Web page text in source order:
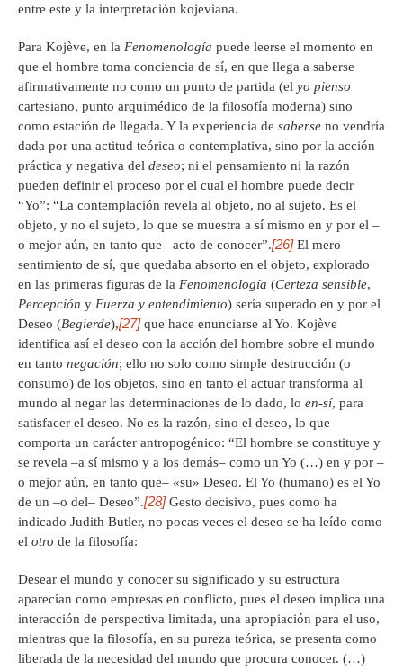
entre este y la interpretación kojeviana.
Para Kojève, en la Fenomenología puede leerse el momento en
que el hombre toma conciencia de sí, en que llega a saberse
afirmativamente no como un punto de partida (el yo pienso
cartesiano, punto arquimédico de la filosofía moderna) sino
como estación de llegada. Y la experiencia de saberse no vendría
dada por una actitud teórica o contemplativa, sino por la acción
práctica y negativa del deseo; ni el pensamiento ni la razón
pueden definir el proceso por el cual el hombre puede decir
“Yo”: “La contemplación revela al objeto, no al sujeto. Es el
objeto, y no el sujeto, lo que se muestra a sí mismo en y por el –
o mejor aún, en tanto que– acto de conocer”.[26]El mero
sentimiento de sí, que quedaba absorto en el objeto, explorado
en las primeras figuras de la Fenomenología (Certeza sensible,
Percepción y Fuerza y entendimiento) sería superado en y por el
Deseo (Begierde),[27]que hace enunciarse al Yo. Kojève
identifica así el deseo con la acción del hombre sobre el mundo
en tanto negación; ello no solo como simple destrucción (o
consumo) de los objetos, sino en tanto el actuar transforma al
mundo al negar las determinaciones de lo dado, lo en-sí, para
satisfacer el deseo. No es la razón, sino el deseo, lo que
comporta un carácter antropogénico: “El hombre se constituye y
se revela –a sí mismo y a los demás– como un Yo (…) en y por –
o mejor aún, en tanto que– «su» Deseo. El Yo (humano) es el Yo
de un –o del– Deseo”.[28]Gesto decisivo, pues como ha
indicado Judith Butler, no pocas veces el deseo se ha leído como
el otro de la filosofía:
Desear el mundo y conocer su significado y su estructura
aparecían como empresas en conflicto, pues el deseo implica una
interacción de perspectiva limitada, una apropiación para el uso,
mientras que la filosofía, en su pureza teórica, se presenta como
liberada de la necesidad del mundo que procura conocer. (…)